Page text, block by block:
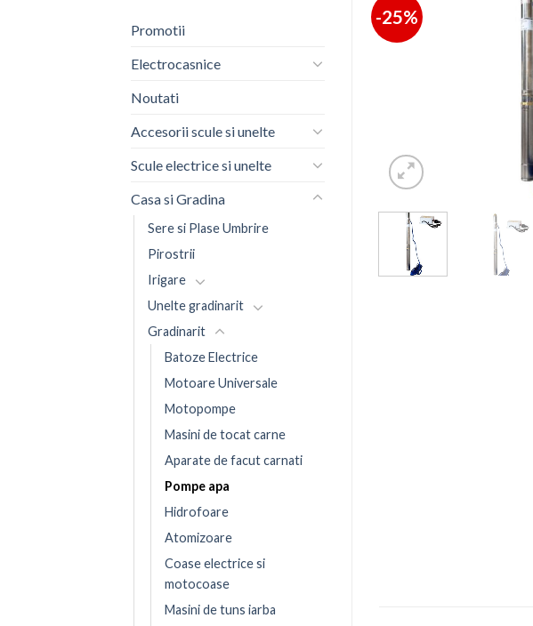
Promotii
Electrocasnice
Noutati
Accesorii scule si unelte
Scule electrice si unelte
Casa si Gradina
Sere si Plase Umbrire
Pirostrii
Irigare
Unelte gradinarit
Gradinarit
Batoze Electrice
Motoare Universale
Motopompe
Masini de tocat carne
Aparate de facut carnati
Pompe apa
Hidrofoare
Atomizoare
Coase electrice si
motocoase
Masini de tuns iarba
-25%